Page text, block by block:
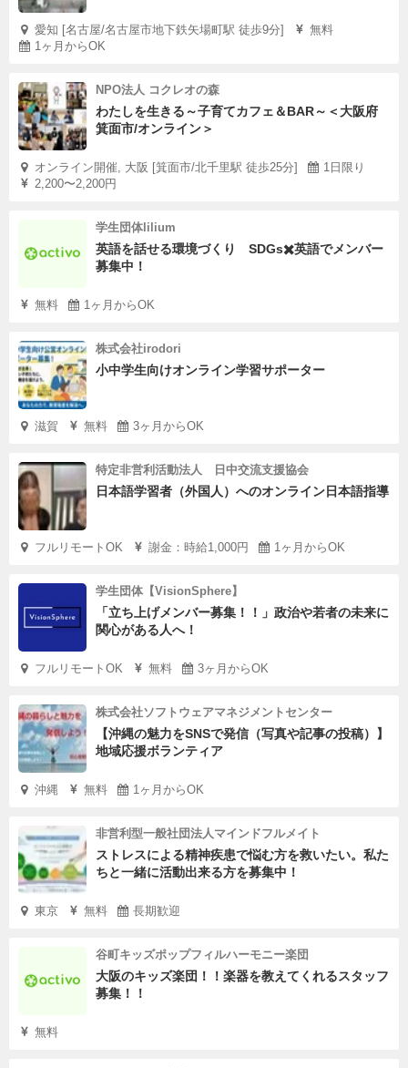
愛知 [名古屋/名古屋市地下鉄矢場町駅 徒歩9分]
無料
1ヶ月からOK
NPO法人 コクレオの森
わたしを生きる～子育てカフェ＆BAR～＜大阪府
箕面市/オンライン＞
オンライン開催, 大阪 [箕面市/北千里駅 徒歩25分]
1日限り
2,200〜2,200円
学生団体lilium
英語を話せる環境づくり SDGs✖️英語でメンバー
募集中！
無料 1ヶ月からOK
株式会社irodori
小中学生向けオンライン学習サポーター
滋賀 無料 3ヶ月からOK
特定非営利活動法人 日中交流支援協会
日本語学習者（外国人）へのオンライン日本語指導
フルリモートOK 謝金：時給1,000円 1ヶ月からOK
学生団体【VisionSphere】
「立ち上げメンバー募集！！」政治や若者の未来に
関心がある人へ！
フルリモートOK 無料 3ヶ月からOK
株式会社ソフトウェアマネジメントセンター
【沖縄の魅力をSNSで発信（写真や記事の投稿）】
地域応援ボランティア
沖縄 無料 1ヶ月からOK
非営利型一般社団法人マインドフルメイト
ストレスによる精神疾患で悩む方を救いたい。私た
ちと一緒に活動出来る方を募集中！
東京 無料 長期歓迎
谷町キッズポップフィルハーモニー楽団
大阪のキッズ楽団！！楽器を教えてくれるスタッフ
募集！！
無料